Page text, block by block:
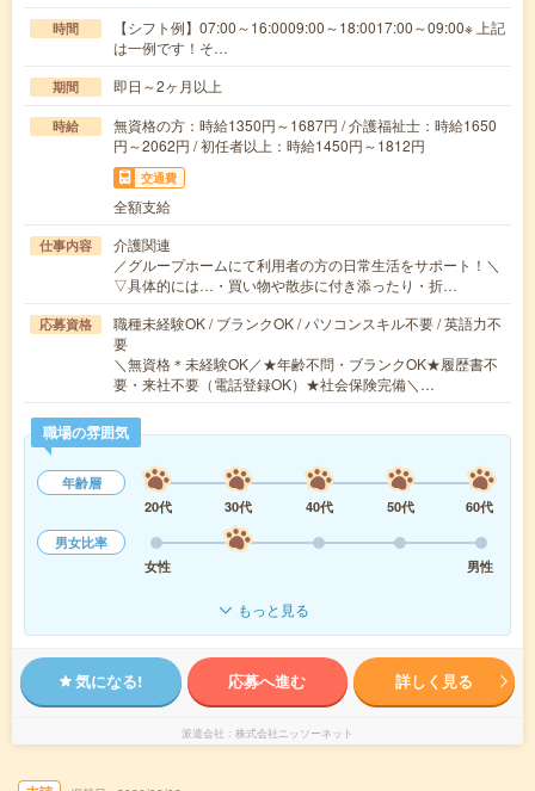
時間
【シフト例】07:00～16:0009:00～18:0017:00～09:00※ 上記
は一例です！そ…
期間 即日～2ヶ月以上
時給
無資格の方：時給1350円～1687円 / 介護福祉士：時給1650
円～2062円 / 初任者以上：時給1450円～1812円
交通費
全額支給
仕事内容
介護関連
／グループホームにて利用者の方の日常生活をサポート！＼
▽具体的には…・買い物や散歩に付き添ったり・折…
応募資格
職種未経験OK / ブランクOK / パソコンスキル不要 / 英語力不
要
＼無資格＊未経験OK／★年齢不問・ブランクOK★履歴書不
要・来社不要（電話登録OK）★社会保険完備＼…
職場の雰囲気
年齢層
20代
30代 40代 50代
60代
男女比率
女性
男性
もっと見る
気になる! 応募へ進む 詳しく見る
派遣会社 株式会社ニッソーネット